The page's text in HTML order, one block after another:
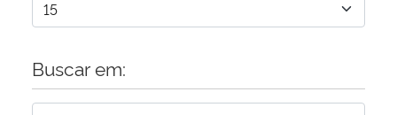
Buscar em: